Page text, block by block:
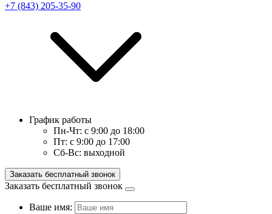
+7 (843) 205-35-90
График работы
Пн-Чт: с 9:00 до 18:00
Пт: с 9:00 до 17:00
Сб-Вс: выходной
Заказать бесплатный звонок
Заказать бесплатный звонок
Ваше имя: